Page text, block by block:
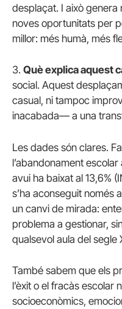
desplaçat. I això
noves oportunitats per
millor: més humà, més
3. Què explica aquest
social. Aquest
casual, ni tampoc
inacabada— a una
Les dades són clares.
l’abandonament
avui ha baixat al 13,6%
s’ha aconseguit només
un canvi de mirada:
problema a gestionar,
qualsevol aula del segle
També sabem que els
l’èxit o el fracàs escolar
socioeconòmics,